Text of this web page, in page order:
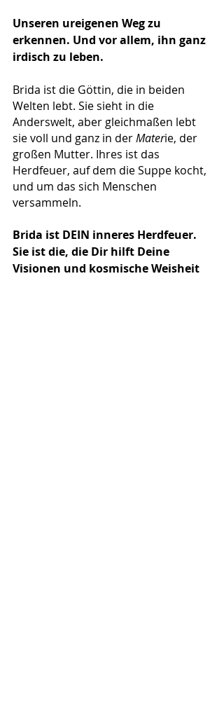
Unseren ureigenen Weg zu
erkennen. Und vor allem, ihn ganz
irdisch zu leben.
Brida ist die Göttin, die in beiden
Welten lebt. Sie sieht in die
Anderswelt, aber gleichmaßen lebt
sie voll und ganz in der Materie, der
großen Mutter. Ihres ist das
Herdfeuer, auf dem die Suppe kocht,
und um das sich Menschen
versammeln.
Brida ist DEIN inneres Herdfeuer.
Sie ist die, die Dir hilft Deine
Visionen und kosmische Weisheit